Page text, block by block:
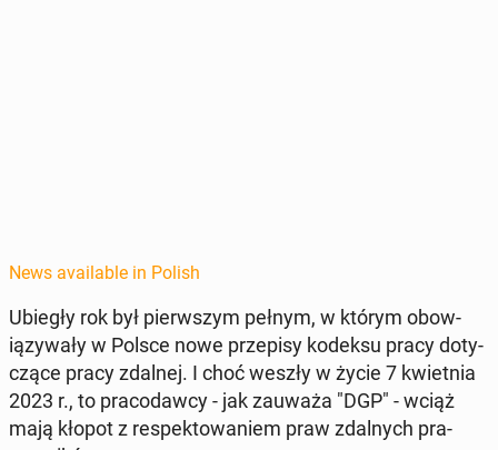
News available in Polish
Ubiegły rok był pier­wszym pełnym, w którym obow­
iązy­wały w Polsce nowe przepisy kodeksu pracy doty­
czące pracy zdalnej. I choć weszły w życie 7 kwiet­nia
2023 r., to pra­co­daw­cy - jak zauważa "DGP" - wciąż
mają kłopot z re­spek­towaniem praw zdal­nych pra­